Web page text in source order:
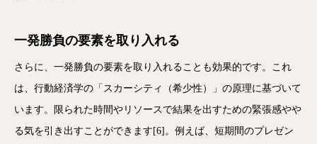
一発勝負の要素を取り入れる
さらに、一発勝負の要素を取り入れることも効果的です。これ
は、行動経済学の「スカーシティ（希少性）」の原理に基づいて
います。限られた時間やリソースで結果を出すための緊張感やや
る気を引き出すことができます[6]。例えば、短期間のプレゼン